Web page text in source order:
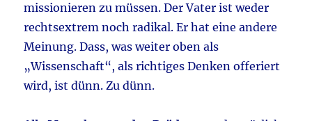
missionieren zu müssen. Der Vater ist weder
rechtsextrem noch radikal. Er hat eine andere
Meinung. Dass, was weiter oben als
„Wissenschaft“, als richtiges Denken offeriert
wird, ist dünn. Zu dünn.